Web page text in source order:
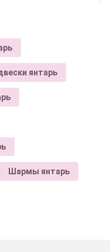
янтарь
Шармы янтарь